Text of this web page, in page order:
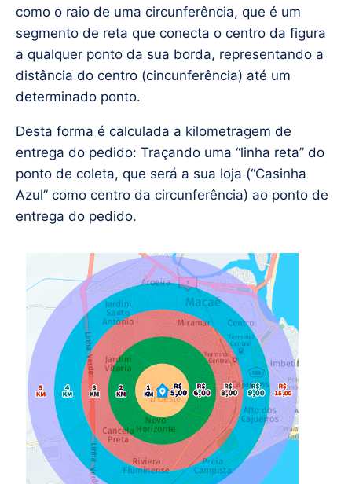
como o raio de uma circunferência, que é um
segmento de reta que conecta o centro da figura
a qualquer ponto da sua borda, representando a
distância do centro (cincunferência) até um
determinado ponto.
Desta forma é calculada a kilometragem de
entrega do pedido: Traçando uma “linha reta” do
ponto de coleta, que será a sua loja (“Casinha
Azul” como centro da circunferência) ao ponto de
entrega do pedido.